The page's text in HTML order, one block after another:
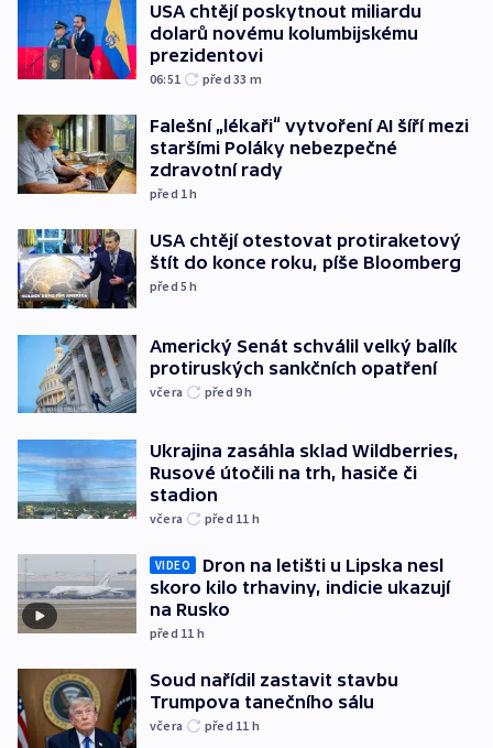
USA chtějí poskytnout miliardu
dolarů novému kolumbijskému
prezidentovi
06:51 před 33 m
Falešní „lékaři“ vytvoření AI šíří mezi
staršími Poláky nebezpečné
zdravotní rady
před 1h
USA chtějí otestovat protiraketový
štít do konce roku, píše Bloomberg
před 5h
Americký Senát schválil velký balík
protiruských sankčních opatření
včera před 9h
Ukrajina zasáhla sklad Wildberries,
Rusové útočili na trh, hasiče či
stadion
včera před 11 h
VIDEO
Dron na letišti u Lipska nesl
skoro kilo trhaviny, indicie ukazují
na Rusko
před 11 h
Soud nařídil zastavit stavbu
Trumpova tanečního sálu
včera před 11 h